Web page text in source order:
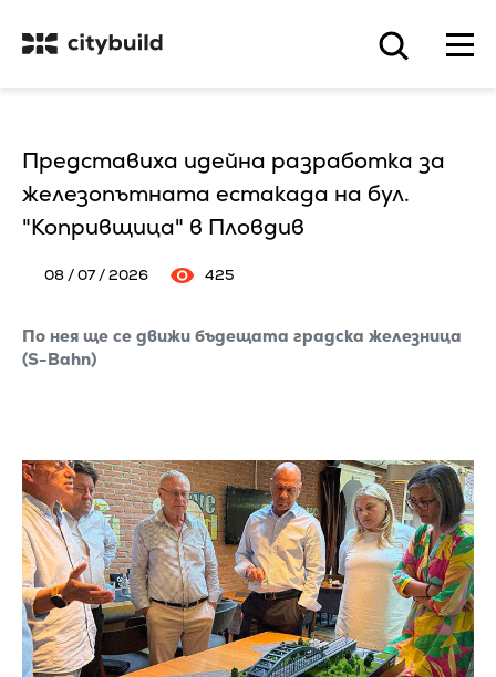
Представиха идейна разработка за
железопътната естакада на бул.
"Копривщица" в Пловдив
08 / 07 / 2026 425
По нея ще се движи бъдещата градска железница
(S-Bahn)